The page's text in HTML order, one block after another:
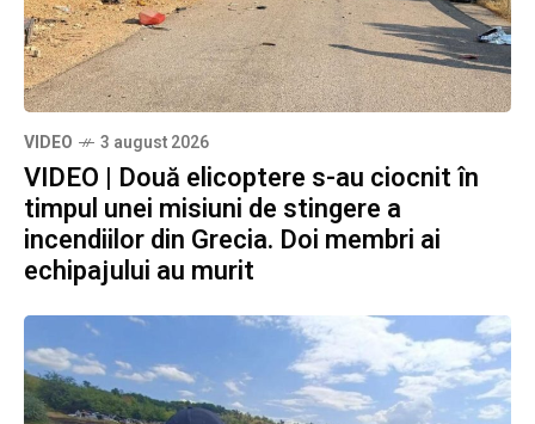
VIDEO 3 august 2026
VIDEO | Două elicoptere s-au ciocnit în
timpul unei misiuni de stingere a
incendiilor din Grecia. Doi membri ai
echipajului au murit